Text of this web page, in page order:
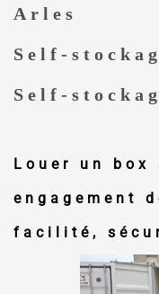
Arles
Self-
Self-
Louer un box
engagement
facilité,